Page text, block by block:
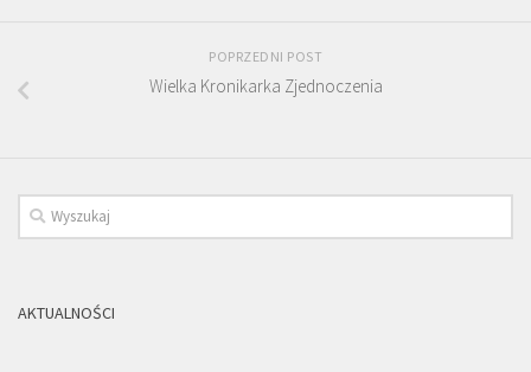
POPRZEDNI POST
Wielka Kronikarka Zjednoczenia
AKTUALNOŚCI